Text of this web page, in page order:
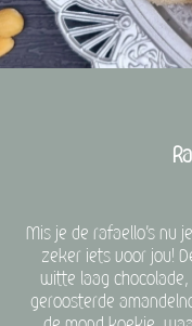
Mis je de rafaello's nu
zeker iets voor jou!
witte laag
geroosterde